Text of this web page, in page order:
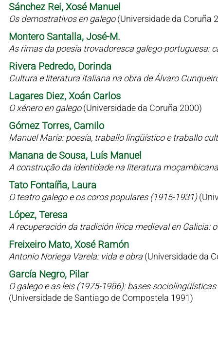
Sánchez Rei, Xosé Manuel
Os demostrativos en galego(Universidade da Coruña
Montero Santalla, José-M.
As rimas da poesia trovadoresca galego-portuguesa:
Rivera Pedredo, Dorinda
Cultura e literatura italiana na obra de Álvaro
Lagares Diez, Xoán Carlos
O xénero en galego(Universidade da Coruña 2000)
Gómez Torres, Camilo
Manuel María: poesía, traballo lingüístico e traballo
Manana de Sousa, Luís Manuel
A construção da identidade na literatura
Tato Fontaíña, Laura
O teatro galego e os coros populares (1915-1931)
López, Teresa
A recuperación da tradición lírica medieval en Galicia:
Freixeiro Mato, Xosé Ramón
Antonio Noriega Varela: vida e obra (Universidade da
García Negro, Pilar
O galego e as leis (1975-1986): bases
(Universidade de Santiago de Compostela 1991)